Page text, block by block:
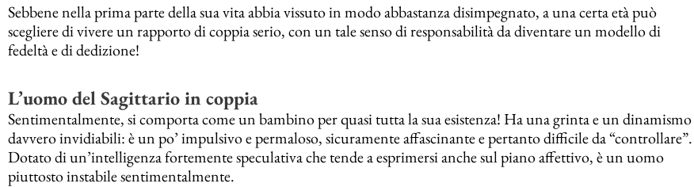
Sebbene nella prima parte della sua vita abbia vissuto in modo abbastanza disimpegnato, a una certa età può
scegliere di vivere un rapporto di coppia serio, con un tale senso di responsabilità da diventare un modello di
fedeltà e di dedizione!
L’uomo del Sagittario in coppia
Sentimentalmente, si comporta come un bambino per quasi tutta la sua esistenza! Ha una grinta e un dinamismo
davvero invidiabili: è un po’ impulsivo e permaloso, sicuramente affascinante e pertanto difficile da “controllare”.
Dotato di un’intelligenza fortemente speculativa che tende a esprimersi anche sul piano affettivo, è un uomo
piuttosto instabile sentimentalmente.